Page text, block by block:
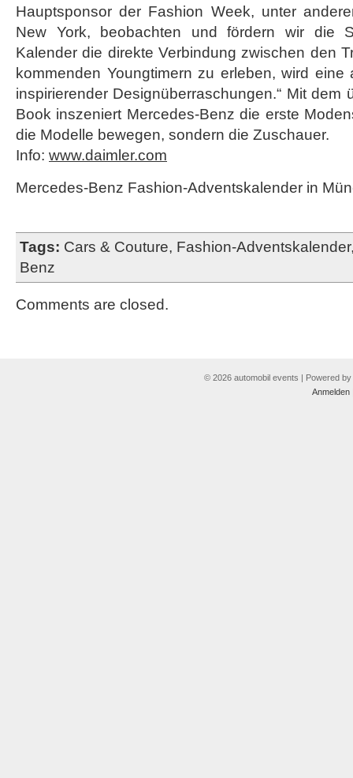
Hauptsponsor der Fashion Week, unter
New York, beobachten und fördern wir die
Kalender die direkte Verbindung zwischen den
kommenden Youngtimern zu erleben, wird eine
inspirierender Designüberraschungen.“ Mit dem
Book inszeniert Mercedes-Benz die erste
die Modelle bewegen, sondern die Zuschauer.
Info: www.daimler.com
Mercedes-Benz Fashion-Adventskalender in
Tags: Cars & Couture, Fashion-Adventskalender
Benz
Comments are closed.
© 2026 automobil events | Powered by
Anmelden|